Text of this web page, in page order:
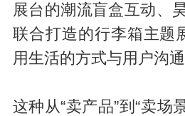
展台的潮流盲盒互动、
联合打造的行李箱主题
用生活的方式与用户沟通
这种从“卖产品”到“卖场